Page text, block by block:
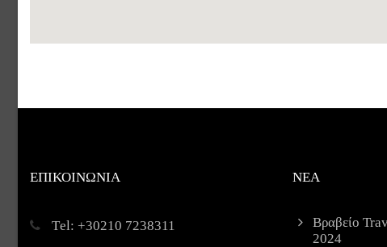
ΕΠΙΚΟΙΝΩΝΙΑ
Τel: +30210 7238311
ΝΕΑ
Βραβείο
2024